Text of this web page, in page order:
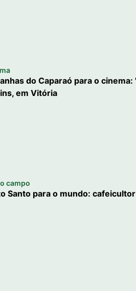
do Caparaó para o
em Vitória
campo
Santo para o mundo: